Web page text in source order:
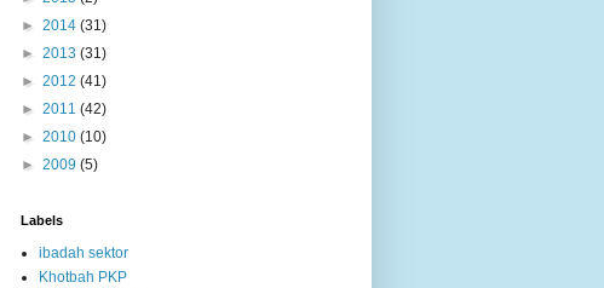
► 2014 (31)
► 2013 (31)
► 2012 (41)
► 2011 (42)
► 2010 (10)
► 2009 (5)
Labels
ibadah sektor
Khotbah PKP